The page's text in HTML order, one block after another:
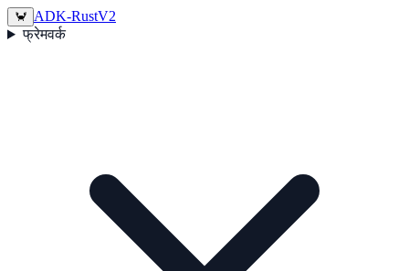
🦀 ADK-RustV2
फ्रेमवर्क